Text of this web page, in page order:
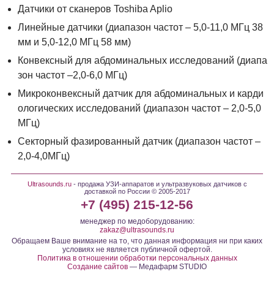
Датчики от сканеров Toshiba Aplio
Линейные датчики (диапазон частот – 5,0-11,0 МГц 38
мм и 5,0-12,0 МГц 58 мм)
Конвексный для абдоминальных исследований (диапа
зон частот –2,0-6,0 МГц)
Микроконвексный датчик для абдоминальных и карди
ологических исследований (диапазон частот – 2,0-5,0
МГц)
Секторный фазированный датчик (диапазон частот –
2,0-4,0МГц)
Ultrasounds.ru- продажа УЗИ-аппаратов и ультразвуковых датчиков с
доставкой по России © 2005-2017
+7 (495) 215-12-56
менеджер по медоборудованию:
zakaz@ultrasounds.ru
Обращаем Ваше внимание на то, что данная информация ни при каких
условиях не является публичной офертой.
Политика в отношении обработки персональных данных
Создание сайтов — Медафарм STUDIO